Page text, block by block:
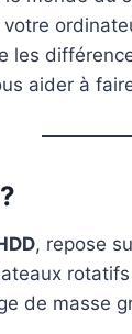
les
aider à
, repose
de masse